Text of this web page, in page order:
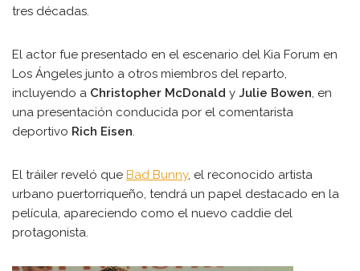
tres décadas.
El actor fue presentado en el escenario del Kia Forum en
Los Ángeles junto a otros miembros del reparto,
incluyendo a Christopher McDonald y Julie Bowen, en
una presentación conducida por el comentarista
deportivo Rich Eisen.
El tráiler reveló que Bad Bunny, el reconocido artista
urbano puertorriqueño, tendrá un papel destacado en la
película, apareciendo como el nuevo caddie del
protagonista.